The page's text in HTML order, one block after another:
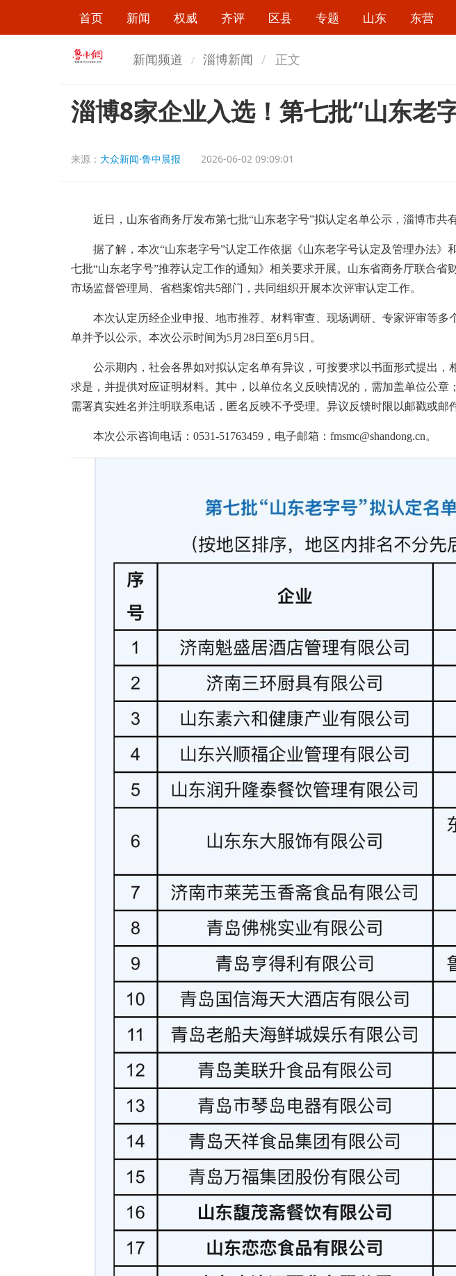
首页 新闻 权威 齐评 区县 专题 山东 东营
新闻频道 淄博新闻 正文
淄博8家企业入选！第七批“山东老
来源： 大众新闻·鲁中晨报 2026-06-02 09:09:01
近日，山东省商务厅发布第七批“山东老字号”拟认定名单公示，淄博市共有
据了解，本次“山东老字号”认定工作依据《山东老字号认定及管理办法》
七批“山东老字号”推荐认定工作的通知》相关要求开展。山东省商务厅联合省
市场监督管理局、省档案馆共5部门，共同组织开展本次评审认定工作。
本次认定历经企业申报、地市推荐、材料审查、现场调研、专家评审等多
单并予以公示。本次公示时间为5月28日至6月5日。
公示期内，社会各界如对拟认定名单有异议，可按要求以书面形式提出，
求是，并提供对应证明材料。其中，以单位名义反映情况的，需加盖单位公章
需署真实姓名并注明联系电话，匿名反映不予受理。异议反馈时限以邮戳或邮
本次公示咨询电话：0531-51763459，电子邮箱：fmsmc@shandong.cn。